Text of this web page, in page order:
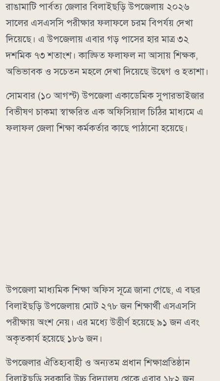
রাঙামাটি পার্বত্য জেলার বিলাইছড়ি উপজেলায় ২০২৬
সালের এসএসসি পরীক্ষার ফলাফলে চরম বিপর্যয় দেখা
দিয়েছে। এ উপজেলায় এবার গড় পাসের হার মাত্র ৩২
দশমিক ৭৩ শতাংশ। কাঙ্ক্ষিত ফলাফল না আসায় শিক্ষক,
অভিভাবক ও সচেতন মহলে দেখা দিয়েছে উদ্বেগ ও হতাশা।
সোমবার (১০ আগস্ট) উপজেলা একাডেমিক সুপারভাইজার
বিভীষণ চাকমা স্বাক্ষরিত এক অফিসিয়াল চিঠির মাধ্যমে এ
ফলাফল জেলা শিক্ষা কর্মকর্তার কাছে পাঠানো হয়েছে।
উপজেলা মাধ্যমিক শিক্ষা অফিস সূত্রে জানা গেছে, এ বছর
বিলাইছড়ি উপজেলায় মোট ২৭৮ জন শিক্ষার্থী এসএসসি
পরীক্ষায় অংশ নেয়। এর মধ্যে উত্তীর্ণ হয়েছে ৯১ জন এবং
অকৃতকার্য হয়েছে ১৮৬ জন।
উপজেলার ঐতিহ্যবাহী ও অন্যতম প্রধান শিক্ষাপ্রতিষ্ঠান
বিলাইছড়ি সরকারি উচ্চ বিদ্যালয় থেকে এবার ১৮২ জন